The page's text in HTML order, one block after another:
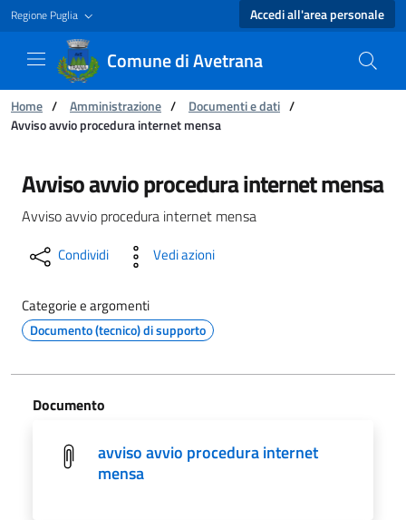
Regione Puglia Accedi all'area personale
Comune di Avetrana
Ti trovi in:
Home / Amministrazione / Documenti e dati /
Avviso avvio procedura internet mensa
Avviso avvio procedura internet mensa -
Avviso avvio procedura internet mensa
Avviso avvio procedura internet mensa
Condividi Vedi azioni
Categorie e argomenti
Documento (tecnico) di supporto
Documento
avviso avvio procedura internet
mensa